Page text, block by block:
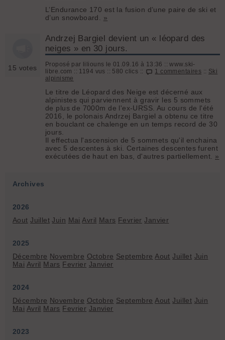
L’Endurance 170 est la fusion d’une paire de ski et
d’un snowboard. »
15 votes
Andrzej Bargiel devient un « léopard des
neiges » en 30 jours.
Proposé par liliouns le 01.09.16 à 13:36 :: www.ski-
libre.com :: 1194 vus :: 580 clics ::
1 commentaires :: Ski
alpinisme
Le titre de Léopard des Neige est décerné aux
alpinistes qui parviennent à gravir les 5 sommets
de plus de 7000m de l'ex-URSS. Au cours de l'été
2016, le polonais Andrzej Bargiel a obtenu ce titre
en bouclant ce chalenge en un temps record de 30
jours.
Il effectua l'ascension de 5 sommets qu'il enchaina
avec 5 descentes à ski. Certaines descentes furent
exécutées de haut en bas, d'autres partiellement. »
Archives
2026
Aout Juillet Juin Mai Avril Mars Fevrier Janvier
2025
Décembre Novembre Octobre Septembre Aout Juillet Juin
Mai Avril Mars Fevrier Janvier
2024
Décembre Novembre Octobre Septembre Aout Juillet Juin
Mai Avril Mars Fevrier Janvier
2023